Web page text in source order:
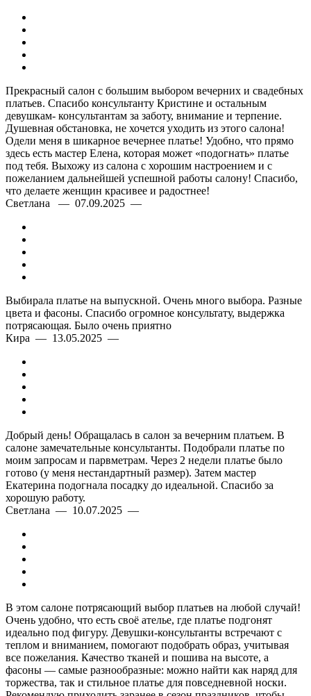
Индивидуальная примерка
Высококачественные материалы
Прекрасный салон с большим выбором вечерних и свадебных
платьев. Спасибо консультанту Кристине и остальным
девушкам- консультантам за заботу, внимание и терпение.
Душевная обстановка, не хочется уходить из этого салона!
Одели меня в шикарное вечернее платье! Удобно, что прямо
здесь есть мастер Елена, которая может «подогнать» платье
под тебя. Выхожу из салона с хорошим настроением и с
пожеланием дальнейшей успешной работы салону! Спасибо,
что делаете женщин красивее и радостнее!
Светлана — 07.09.2025 —
Выбирала платье на выпускной. Очень много выбора. Разные
цвета и фасоны. Спасибо огромное консультату, выдержка
потрясающая. Было очень приятно
Кира — 13.05.2025 —
Добрый день! Обращалась в салон за вечерним платьем. В
салоне замечательные консультанты. Подобрали платье по
моим запросам и парвметрам. Через 2 недели платье было
готово (у меня нестандартный размер). Затем мастер
Екатерина подогнала посадку до идеальной. Спасибо за
хорошую работу.
Светлана — 10.07.2025 —
В этом салоне потрясающий выбор платьев на любой случай!
Очень удобно, что есть своё ателье, где платье подгонят
идеально под фигуру. Девушки-консультанты встречают с
теплом и вниманием, помогают подобрать образ, учитывая
все пожелания. Качество тканей и пошива на высоте, а
фасоны — самые разнообразные: можно найти как наряд для
торжества, так и стильное платье для повседневной носки.